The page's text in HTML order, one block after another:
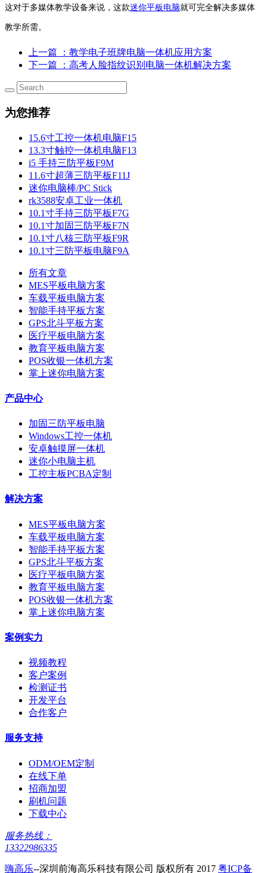
这对于多媒体教学设备来说，这款迷你平板电脑就可完全解决多媒体
教学所需。
上一篇
：教学电子班牌电脑一体机应用方案
下一篇
：高考人脸指纹识别电脑一体机解决方案
为您推荐
15.6寸工控一体机电脑F15
13.3寸触控一体机电脑F13
i5 手持三防平板F9M
11.6寸超薄三防平板F11J
迷你电脑棒/PC Stick
rk3588安卓工业一体机
10.1寸手持三防平板F7G
10.1寸加固三防平板F7N
10.1寸八核三防平板F9R
10.1寸三防平板电脑F9A
所有文章
MES平板电脑方案
车载平板电脑方案
智能手持平板方案
GPS北斗平板方案
医疗平板电脑方案
教育平板电脑方案
POS收银一体机方案
掌上迷你电脑方案
产品中心
加固三防平板电脑
Windows工控一体机
安卓触摸屏一体机
迷你小电脑主机
工控主板PCBA定制
解决方案
MES平板电脑方案
车载平板电脑方案
智能手持平板方案
GPS北斗平板方案
医疗平板电脑方案
教育平板电脑方案
POS收银一体机方案
掌上迷你电脑方案
案例实力
视频教程
客户案例
检测证书
开发平台
合作客户
服务支持
ODM/OEM定制
在线下单
招商加盟
刷机问题
下载中心
服务热线：
13322986335
嗨高乐--深圳前海高乐科技有限公司 版权所有 2017 粤ICP备